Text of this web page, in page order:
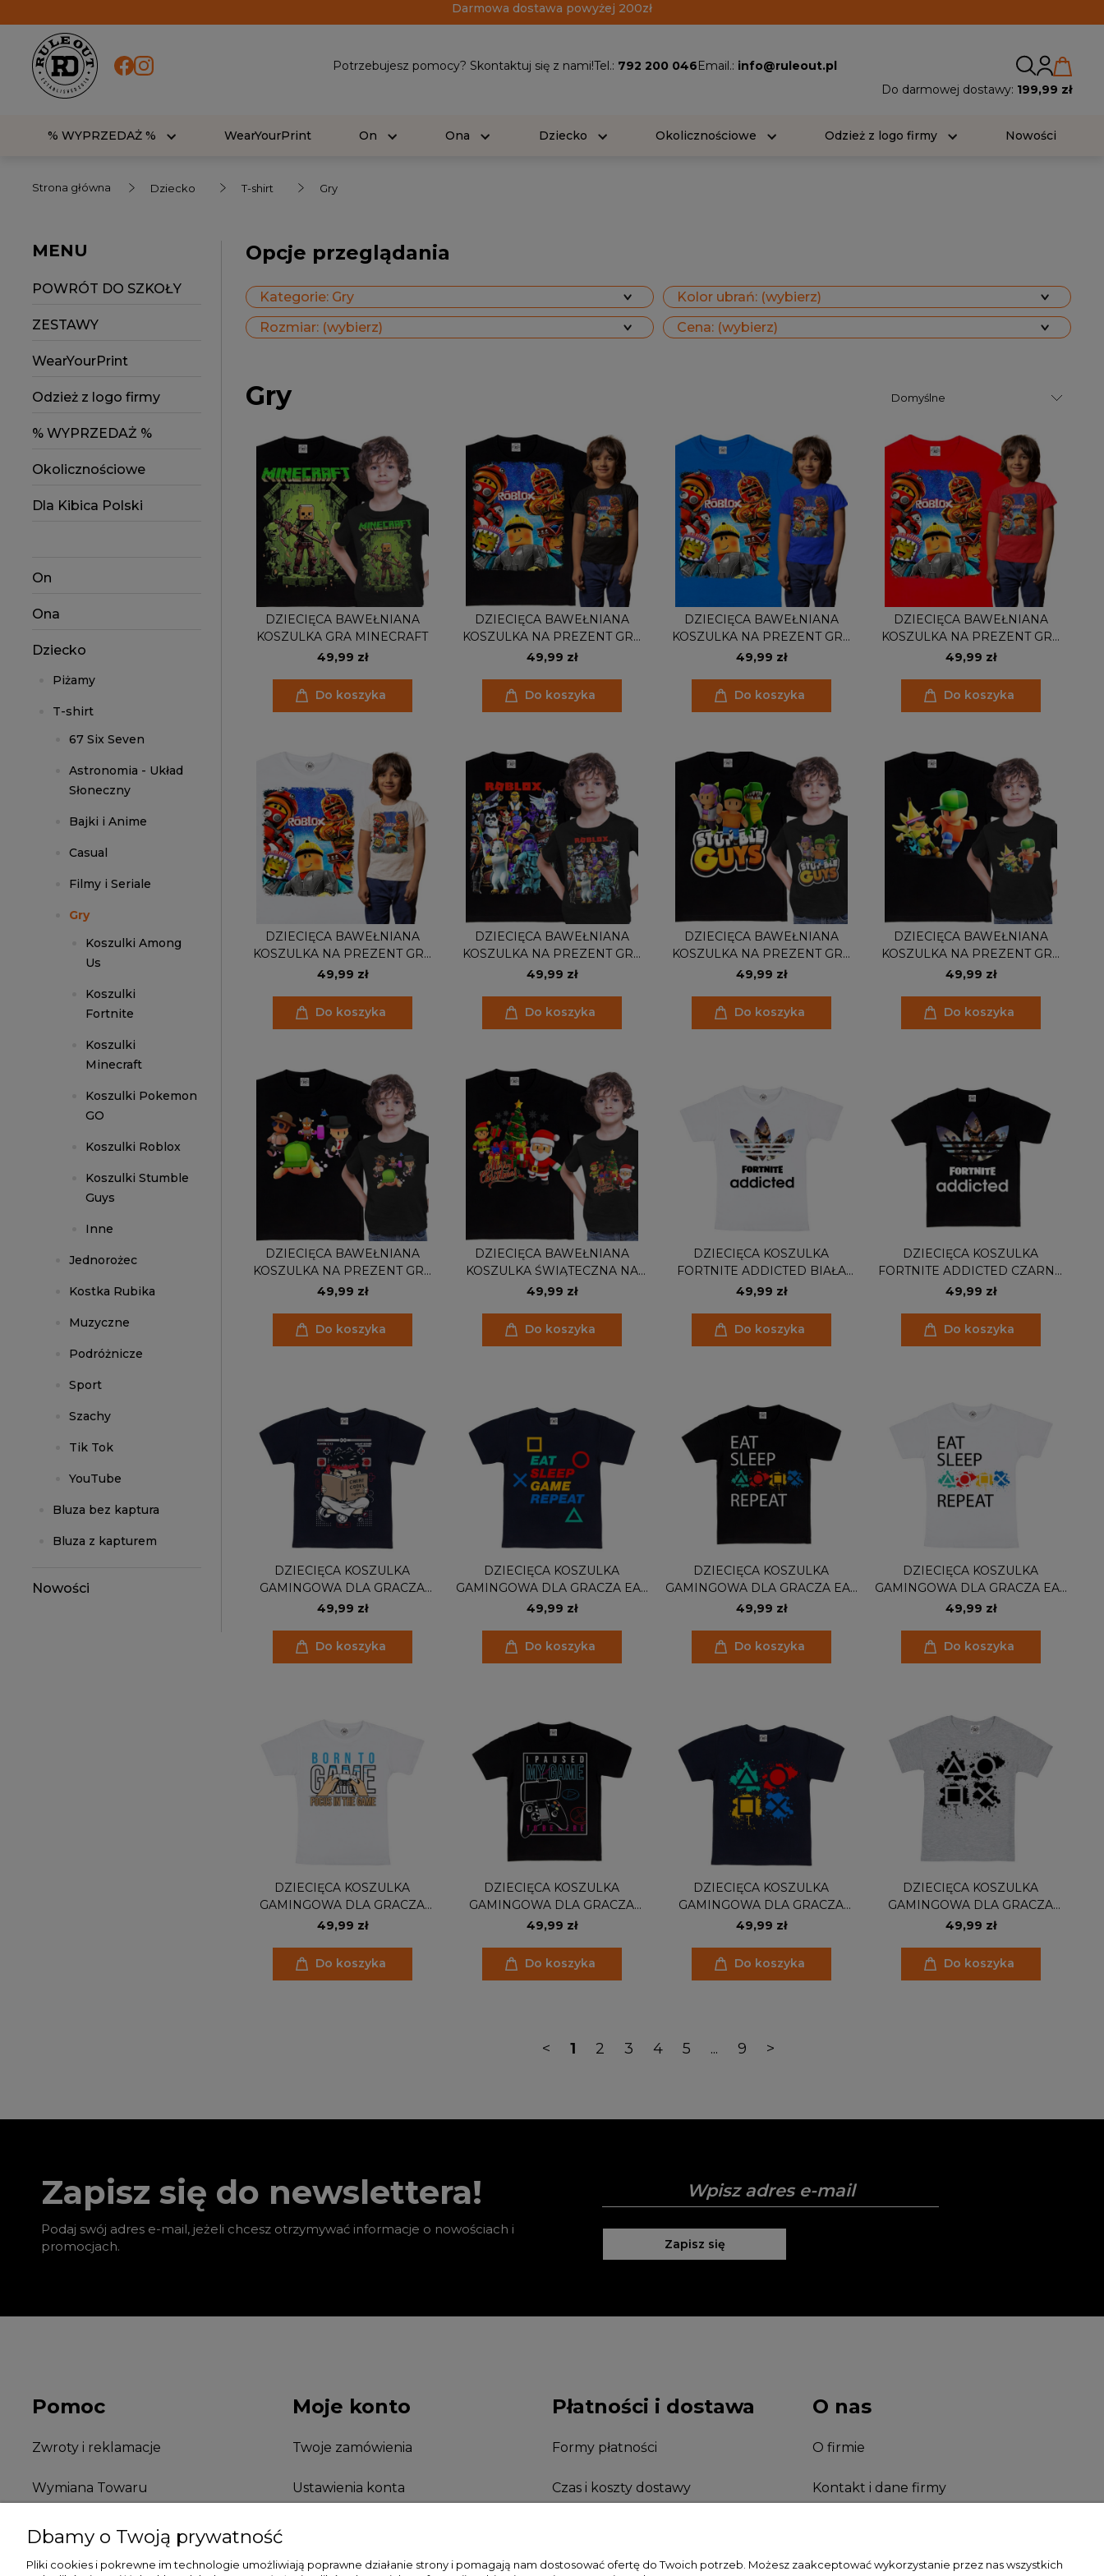
Darmowa dostawa powyżej 200zł
Potrzebujesz pomocy? Skontaktuj się z nami!Tel.: 792 200 046Email.: info@ruleout.pl
Do darmowej dostawy: 199,99 zł
% WYPRZEDAŻ % WearYourPrint On Ona Dziecko Okolicznościowe Odzież z logo firmy Nowości
Strona główna Dziecko T-shirt Gry
MENU
POWRÓT DO SZKOŁY
ZESTAWY
WearYourPrint
Odzież z logo firmy
% WYPRZEDAŻ %
Okolicznościowe
Dla Kibica Polski
On
Ona
Dziecko
Piżamy
T-shirt
67 Six Seven
Astronomia - Układ
Słoneczny
Bajki i Anime
Casual
Filmy i Seriale
Gry
Koszulki Among
Us
Koszulki
Fortnite
Koszulki
Minecraft
Koszulki Pokemon
GO
Koszulki Roblox
Koszulki Stumble
Guys
Inne
Jednorożec
Kostka Rubika
Muzyczne
Podróżnicze
Sport
Szachy
Tik Tok
YouTube
Bluza bez kaptura
Bluza z kapturem
Nowości
Opcje przeglądania
Kategorie: Gry
Kolor ubrań: (wybierz)
Rozmiar: (wybierz)
Cena: (wybierz)
Gry
DZIECIĘCA BAWEŁNIANA
KOSZULKA GRA MINECRAFT
49,99 zł
Do koszyka
DZIECIĘCA BAWEŁNIANA
KOSZULKA NA PREZENT GRA
ROBLOX
49,99 zł
Do koszyka
DZIECIĘCA BAWEŁNIANA
KOSZULKA NA PREZENT GRA
ROBLOX
49,99 zł
Do koszyka
DZIECIĘCA BAWEŁNIANA
KOSZULKA NA PREZENT GRA
ROBLOX
49,99 zł
Do koszyka
DZIECIĘCA BAWEŁNIANA
KOSZULKA NA PREZENT GRA
ROBLOX
49,99 zł
Do koszyka
DZIECIĘCA BAWEŁNIANA
KOSZULKA NA PREZENT GRA
ROBLOX
49,99 zł
Do koszyka
DZIECIĘCA BAWEŁNIANA
KOSZULKA NA PREZENT GRA
STUMBLE GUYS
49,99 zł
Do koszyka
DZIECIĘCA BAWEŁNIANA
KOSZULKA NA PREZENT GRA
STUMBLE GUYS
49,99 zł
Do koszyka
DZIECIĘCA BAWEŁNIANA
KOSZULKA NA PREZENT GRA
STUMBLE GUYS
49,99 zł
Do koszyka
DZIECIĘCA BAWEŁNIANA
KOSZULKA ŚWIĄTECZNA NA
PREZENT GRA STUMBLE GUYS
49,99 zł
Do koszyka
DZIECIĘCA KOSZULKA
FORTNITE ADDICTED BIAŁA
FN01
49,99 zł
Do koszyka
DZIECIĘCA KOSZULKA
FORTNITE ADDICTED CZARNA
FN01
49,99 zł
Do koszyka
DZIECIĘCA KOSZULKA
GAMINGOWA DLA GRACZA
CHEAT CODES
49,99 zł
Do koszyka
DZIECIĘCA KOSZULKA
GAMINGOWA DLA GRACZA EAT
SLEEP GAME REPEAT
49,99 zł
Do koszyka
DZIECIĘCA KOSZULKA
GAMINGOWA DLA GRACZA EAT
SLEEP PLAY REPEAT
49,99 zł
Do koszyka
DZIECIĘCA KOSZULKA
GAMINGOWA DLA GRACZA EAT
SLEEP PLAY REPEAT
49,99 zł
Do koszyka
DZIECIĘCA KOSZULKA
GAMINGOWA DLA GRACZA
GAMEPAD BORN TO GAME
49,99 zł
Do koszyka
DZIECIĘCA KOSZULKA
GAMINGOWA DLA GRACZA
GAMEPAD I PASUED MY GAME
49,99 zł
Do koszyka
DZIECIĘCA KOSZULKA
GAMINGOWA DLA GRACZA
GAMEPAD PLAY STATION XBOX
49,99 zł
Do koszyka
DZIECIĘCA KOSZULKA
GAMINGOWA DLA GRACZA
GAMEPAD PLAY STATION XBOX
49,99 zł
Do koszyka
< 1 2 3 4 5 ... 9 >
Zapisz się do newslettera!
Podaj swój adres e-mail, jeżeli chcesz otrzymywać informacje o nowościach i
promocjach.
Zapisz się
Pomoc
Zwroty i reklamacje
Wymiana Towaru
FAQ
Moje konto
Twoje zamówienia
Ustawienia konta
Płatności i dostawa
Formy płatności
Czas i koszty dostawy
O nas
O firmie
Kontakt i dane firmy
Dbamy o Twoją prywatność
Pliki cookies i pokrewne im technologie umożliwiają poprawne działanie strony i pomagają nam dostosować ofertę do Twoich potrzeb. Możesz zaakceptować wykorzystanie przez nas wszystkich